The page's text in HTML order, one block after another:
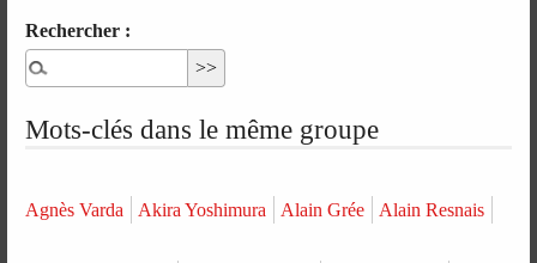
Rechercher :
Mots-clés dans le même groupe
Agnès Varda Akira Yoshimura Alain Grée Alain Resnais